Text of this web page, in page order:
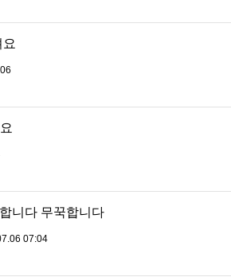
요
니다 무꾹합니다
07:04